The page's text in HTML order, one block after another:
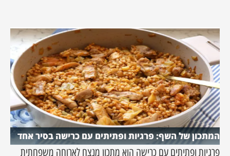
המתכון של השף: פרגיות ופתיתים עם כרישה בסיר אחד
פרגיות ופתיתים עם כרישה הוא מתכון מנצח לארוחה משפחתית